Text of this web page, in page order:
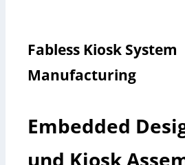
Fabless Kiosk System
Manufacturing
Embedded
und Kiosk